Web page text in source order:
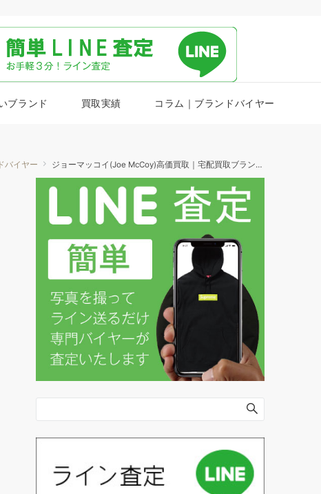
ブランド 買取実績 コラム｜ブランドバイヤー
バイヤー ジョーマッコイ(Joe McCoy)高価買取｜宅配買取ブランドバイヤー